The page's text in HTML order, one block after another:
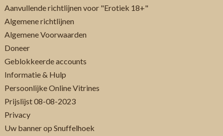
Aanvullende richtlijnen voor "Erotiek 18+"
Algemene richtlijnen
Algemene Voorwaarden
Doneer
Geblokkeerde accounts
Informatie & Hulp
Persoonlijke Online Vitrines
Prijslijst 08-08-2023
Privacy
Uw banner op Snuffelhoek